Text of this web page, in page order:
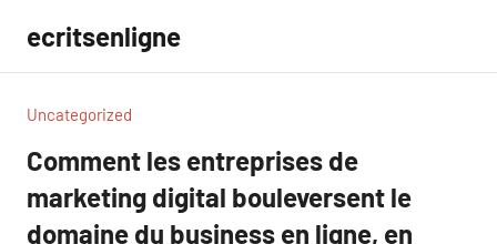
contenu
ecritsenligne
Uncategorized
Comment les entreprises de
marketing digital bouleversent le
domaine du business en ligne, en